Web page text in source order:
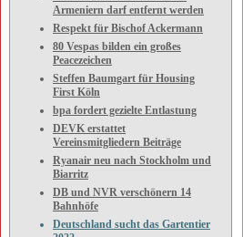
Armeniern darf entfernt werden
Respekt für Bischof Ackermann
80 Vespas bilden ein großes
Peacezeichen
Steffen Baumgart für Housing
First Köln
bpa fordert gezielte Entlastung
DEVK erstattet
Vereinsmitgliedern Beiträge
Ryanair neu nach Stockholm und
Biarritz
DB und NVR verschönern 14
Bahnhöfe
Deutschland sucht das Gartentier